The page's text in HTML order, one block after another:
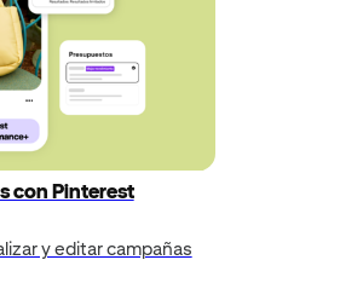
con Pinterest
y editar campañas